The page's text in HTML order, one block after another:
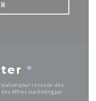
*
pour recevoir des
offres marketing par